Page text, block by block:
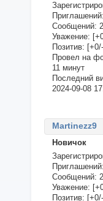
Приглашений:
Сообщений: 2
Уважение:
Позитив:
Провел на
11 минут
Последний
2024-09-08
Martinezz9
Новичок
Приглашений:
Сообщений: 2
Уважение:
Позитив: